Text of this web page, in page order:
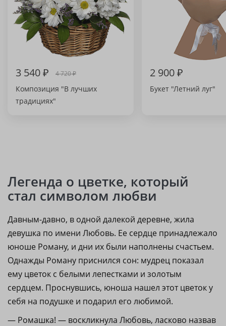
3 540 ₽ 4 720 ₽
Композиция "В лучших
традициях"
2 900 ₽
Букет "Летний луг"
Легенда о цветке, который
стал символом любви
Давным-давно, в одной далекой деревне, жила
девушка по имени Любовь. Ее сердце принадлежало
юноше Роману, и дни их были наполнены счастьем.
Однажды Роману приснился сон: мудрец показал
ему цветок с белыми лепестками и золотым
сердцем. Проснувшись, юноша нашел этот цветок у
себя на подушке и подарил его любимой.
— Ромашка! — воскликнула Любовь, ласково назвав